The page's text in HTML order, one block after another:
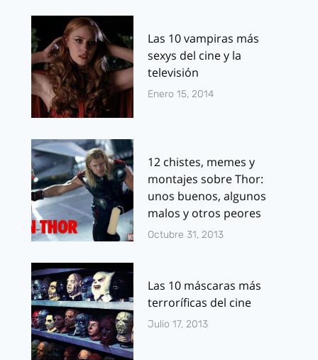
Las 10 vampiras más
sexys del cine y la
televisión
Enero 15, 2014
12 chistes, memes y
montajes sobre Thor:
unos buenos, algunos
malos y otros peores
Octubre 31, 2013
Las 10 máscaras más
terroríficas del cine
Julio 17, 2013